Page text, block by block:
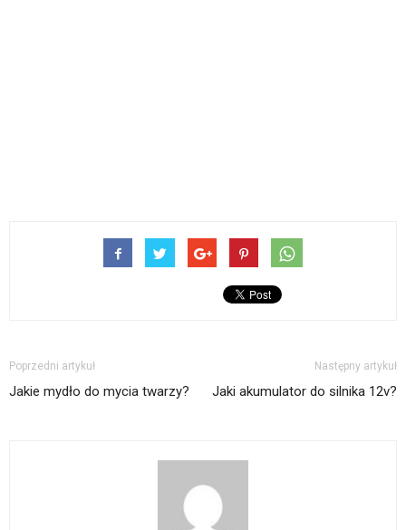
Poprzedni artykuł
Jakie mydło do mycia twarzy?
Następny artykuł
Jaki akumulator do silnika 12v?